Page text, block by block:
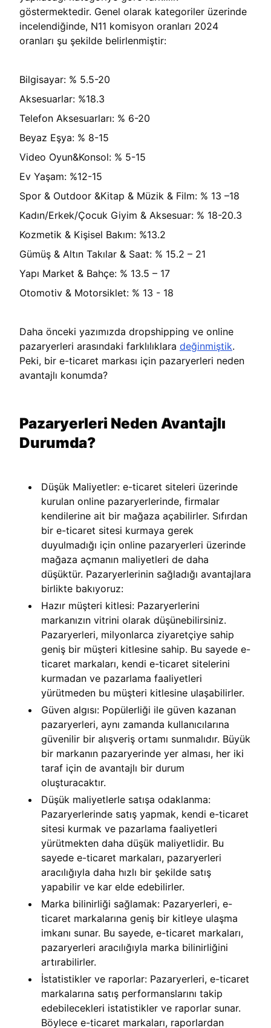
göstermektedir. Genel olarak kategoriler üzerinde
incelendiğinde, N11 komisyon oranları 2024
oranları şu şekilde belirlenmiştir:
Bilgisayar: % 5.5-20
Aksesuarlar: %18.3
Telefon Aksesuarları: % 6-20
Beyaz Eşya: % 8-15
Video Oyun&Konsol: % 5-15
Ev Yaşam: %12-15
Spor & Outdoor &Kitap & Müzik & Film: % 13 –18
Kadın/Erkek/Çocuk Giyim & Aksesuar: % 18-20.3
Kozmetik & Kişisel Bakım: %13.2
Gümüş & Altın Takılar & Saat: % 15.2 – 21
Yapı Market & Bahçe: % 13.5 – 17
Otomotiv & Motorsiklet: % 13 - 18
Daha önceki yazımızda dropshipping ve online
pazaryerleri arasındaki farklılıklara değinmiştik.
Peki, bir e-ticaret markası için pazaryerleri neden
avantajlı konumda?
Pazaryerleri Neden Avantajlı
Durumda?
Düşük Maliyetler: e-ticaret siteleri üzerinde
kurulan online pazaryerlerinde, firmalar
kendilerine ait bir mağaza açabilirler. Sıfırdan
bir e-ticaret sitesi kurmaya gerek
duyulmadığı için online pazaryerleri üzerinde
mağaza açmanın maliyetleri de daha
düşüktür. Pazaryerlerinin sağladığı avantajlara
birlikte bakıyoruz:
Hazır müşteri kitlesi: Pazaryerlerini
markanızın vitrini olarak düşünebilirsiniz.
Pazaryerleri, milyonlarca ziyaretçiye sahip
geniş bir müşteri kitlesine sahip. Bu sayede e-
ticaret markaları, kendi e-ticaret sitelerini
kurmadan ve pazarlama faaliyetleri
yürütmeden bu müşteri kitlesine ulaşabilirler.
Güven algısı: Popülerliği ile güven kazanan
pazaryerleri, aynı zamanda kullanıcılarına
güvenilir bir alışveriş ortamı sunmalıdır. Büyük
bir markanın pazaryerinde yer alması, her iki
taraf için de avantajlı bir durum
oluşturacaktır.
Düşük maliyetlerle satışa odaklanma:
Pazaryerlerinde satış yapmak, kendi e-ticaret
sitesi kurmak ve pazarlama faaliyetleri
yürütmekten daha düşük maliyetlidir. Bu
sayede e-ticaret markaları, pazaryerleri
aracılığıyla daha hızlı bir şekilde satış
yapabilir ve kar elde edebilirler.
Marka bilinirliği sağlamak: Pazaryerleri, e-
ticaret markalarına geniş bir kitleye ulaşma
imkanı sunar. Bu sayede, e-ticaret markaları,
pazaryerleri aracılığıyla marka bilinirliğini
artırabilirler.
İstatistikler ve raporlar: Pazaryerleri, e-ticaret
markalarına satış performanslarını takip
edebilecekleri istatistikler ve raporlar sunar.
Böylece e-ticaret markaları, raporlardan